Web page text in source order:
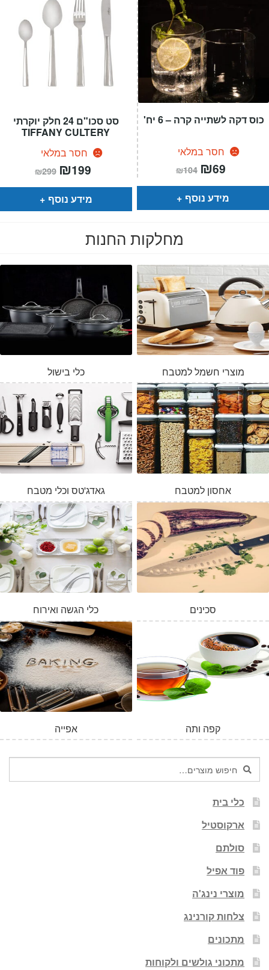
סט סכו"ם 24 חלק יוקרתי
TIFFANY CULTERY
חסר במלאי
₪299 המחיר
המקורי
היה:
₪299.
₪199
הוא:
מידע נוסף
כוס דקה לשתייה קרה – 6 יח'
חסר במלאי
₪104 המחיר
המקורי
היה:
₪104.
₪69
הוא:
מידע נוסף
מחלקות החנות
כלי בישול מוצרי חשמל למטבח
גאדג'טס וכלי מטבח אחסון למטבח
כלי הגשה ואירוח סכינים
אפייה קפה ותה
חיפוש
עבור:
חיפוש
כלי בית
ארקוסטיל
סולתם
פוד אפיל
מוצרי נינג'ה
צלחות קורנינג
מתכונים
מתכוני גולשים ולקוחות